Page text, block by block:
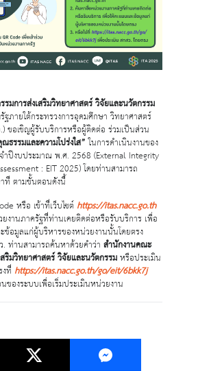
มการส่งเสริมวิทยาศาสตร์ วิจัยและนวัตกรรม
ภายใต้กระทรวงการอุดมศึกษา วิทยาศาสตร์
ขอเชิญผู้รับบริการหรือผู้ติดต่อ ร่วมเป็นส่วน
ธรรมและความโปร่งใส”ในการดำเนินงานของ
ำปีงบประมาณ พ.ศ. 2568 (External Integrity
: EIT 2025) โดยท่านสามารถ
ที ตามขั้นตอนดังนี้
หรือ เข้าที่เว็บไซต์https://itas.nacc.go.th
งานภาครัฐที่ท่านเคยติดต่อหรือรับบริการ เพื่อ
ข้อมูลแก่ผู้บริหารของหน่วยงานนั้นโดยตรง
ท่านสามารถค้นหาด้วยคำว่า สำนักงานคณะ
ริมวิทยาศาสตร์ วิจัยและนวัตกรรมหรือประเมิน
ที่ https://itas.nacc.go.th/go/eit/6bkk7j
ของระบบเพื่อเริ่มประเมินหน่วยงาน